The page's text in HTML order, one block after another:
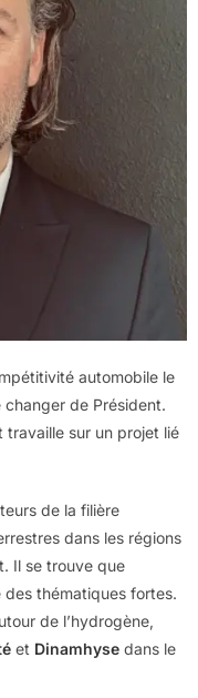
automobile le
de Président.
travaille sur un projet lié
de la filière
dans les régions
Il se trouve que
des thématiques fortes.
de l’hydrogène,
et Dinamhyse dans le